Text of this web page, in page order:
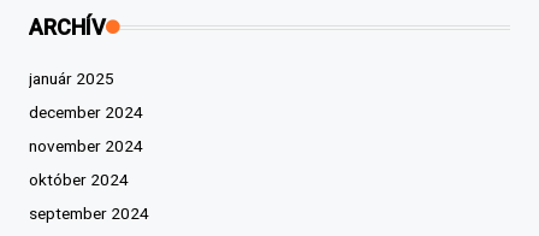
ARCHÍV
január 2025
december 2024
november 2024
október 2024
september 2024